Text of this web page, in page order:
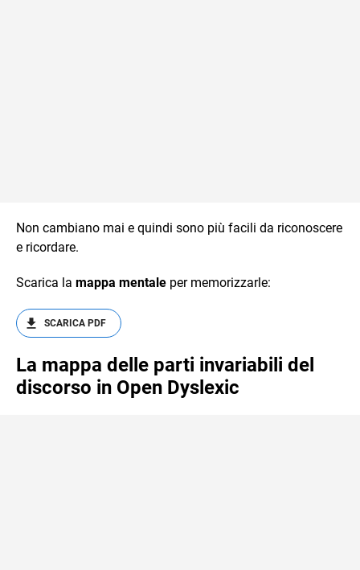
Non cambiano mai e quindi sono più facili da riconoscere
e ricordare.
Scarica la mappa mentale per memorizzarle:
SCARICA PDF
La mappa delle parti invariabili del
discorso in Open Dyslexic